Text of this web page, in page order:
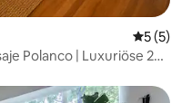
5 (5)
Polanco | Luxuriöse 2